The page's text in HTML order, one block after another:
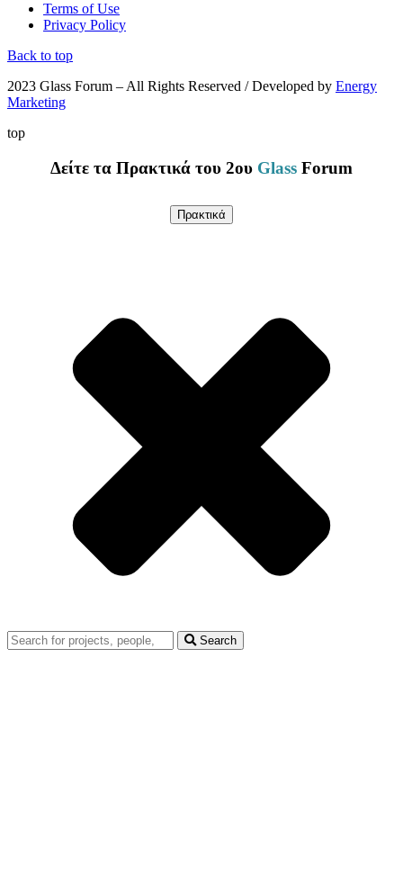
Terms of Use
Privacy Policy
Back to top
2023 Glass Forum – All Rights Reserved / Developed by Energy
Marketing
top
Δείτε τα Πρακτικά του 2ου Glass Forum
Πρακτικά
Search